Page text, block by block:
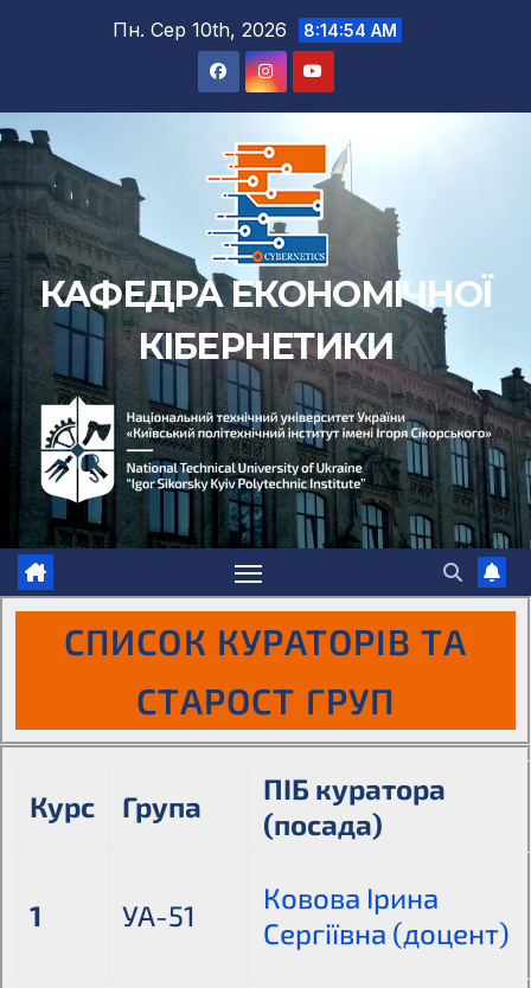
Пн. Сер 10th, 2026 8:14:55 AM
КАФЕДРА ЕКОНОМІЧНОЇ
КІБЕРНЕТИКИ
СПИСОК КУРАТОРІВ ТА
СТАРОСТ ГРУП
Курс Група
ПІБ куратора
(посада)
1 УА-51
Ковова Ірина
Сергіївна (доцент)